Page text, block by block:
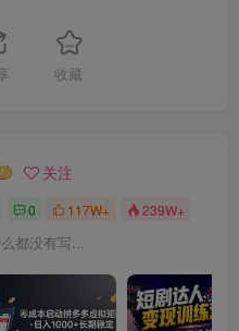
收藏
关注
0 117W+ 239W+
都没有写...